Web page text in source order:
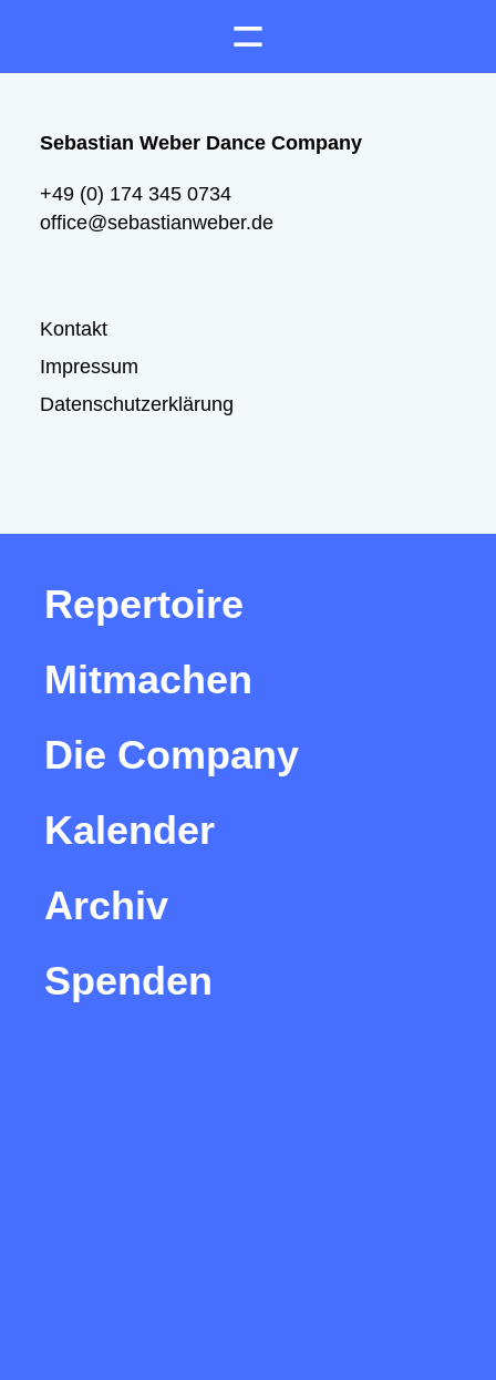
Sebastian Weber Dance Company
+49 (0) 174 345 0734
office@sebastianweber.de
Kontakt
Impressum
Datenschutzerklärung
Repertoire
Mitmachen
Die Company
Kalender
Archiv
Spenden